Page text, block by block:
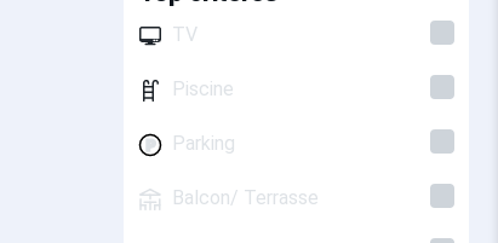
TV
Piscine
Parking
Balcon/ Terrasse